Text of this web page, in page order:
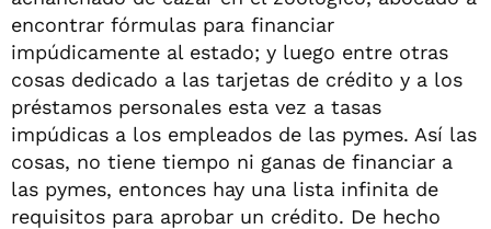
encontrar fórmulas para financiar
impúdicamente al estado; y luego entre otras
cosas dedicado a las tarjetas de crédito y a los
préstamos personales esta vez a tasas
impúdicas a los empleados de las pymes. Así las
cosas, no tiene tiempo ni ganas de financiar a
las pymes, entonces hay una lista infinita de
requisitos para aprobar un crédito. De hecho